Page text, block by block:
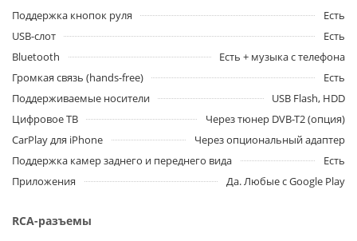
Поддержка кнопок руля
Есть
USB-слот
Есть
Bluetooth
Есть + музыка с телефона
Громкая связь (hands-free)
Есть
Поддерживаемые носители
USB Flash, HDD
Цифровое ТВ
Через тюнер DVB-T2 (опция)
CarPlay для iPhone
Через опциональный адаптер
Поддержка камер заднего и переднего вида
Есть
Приложения
Да. Любые с Google Play
RCA-разъемы